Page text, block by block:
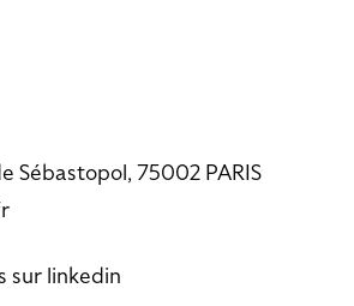
Sébastopol, 75002 PARIS
sur linkedin